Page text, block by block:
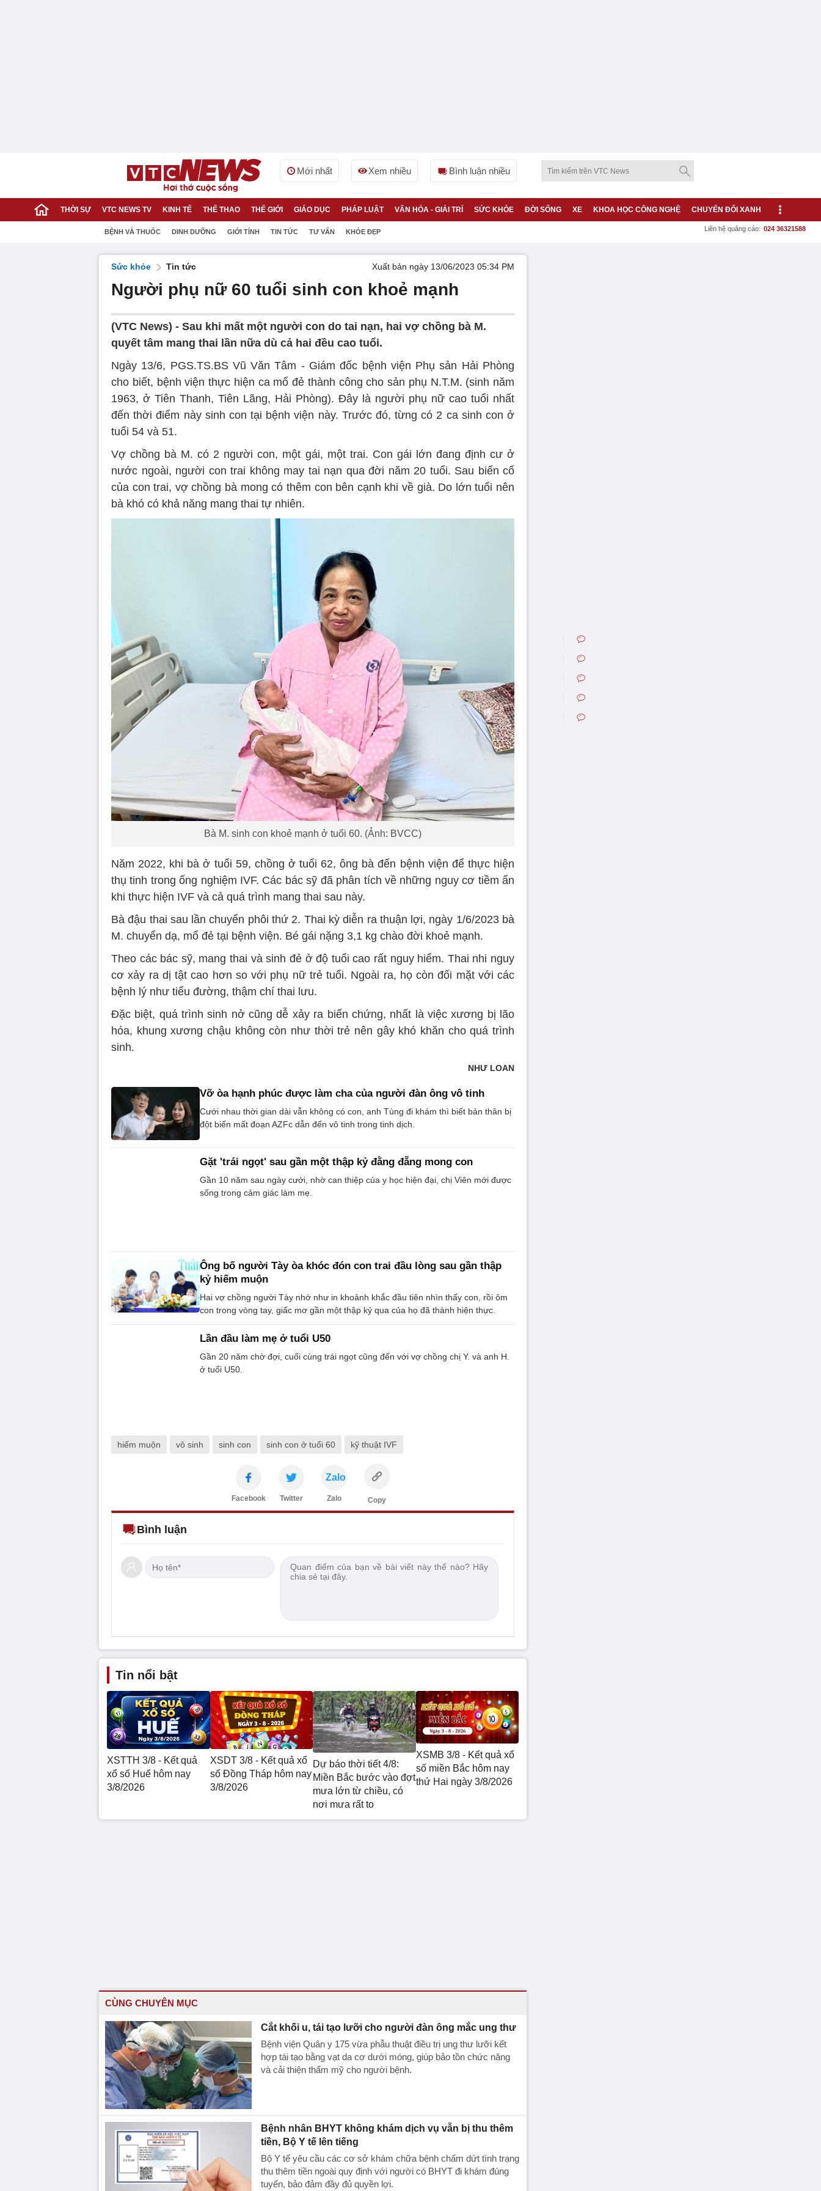
Mới nhất Xem nhiều Bình luận nhiều
THỜI SỰ VTC NEWS TV KINH TẾ THỂ THAO THẾ GIỚI GIÁO DỤC PHÁP LUẬT VĂN HÓA - GIẢI TRÍ SỨC KHỎE ĐỜI SỐNG XE KHOA HỌC CÔNG NGHỆ CHUYỂN ĐỔI XANH
BỆNH VÀ THUỐC DINH DƯỠNG GIỚI TÍNH TIN TỨC TƯ VẤN KHỎE ĐẸP Liên hệ quảng cáo: 024 36321588
Sức khỏe Tin tức Xuất bản ngày 13/06/2023 05:34 PM
Người phụ nữ 60 tuổi sinh con khoẻ mạnh
(VTC News) - Sau khi mất một người con do tai nạn, hai vợ chồng bà M.
quyết tâm mang thai lần nữa dù cả hai đều cao tuổi.
Ngày 13/6, PGS.TS.BS Vũ Văn Tâm - Giám đốc bệnh viện Phụ sản Hải Phòng
cho biết, bệnh viện thực hiện ca mổ đẻ thành công cho sản phụ N.T.M. (sinh năm
1963, ở Tiên Thanh, Tiên Lãng, Hải Phòng). Đây là người phụ nữ cao tuổi nhất
đến thời điểm này sinh con tại bệnh viện này. Trước đó, từng có 2 ca sinh con ở
tuổi 54 và 51.
Vợ chồng bà M. có 2 người con, một gái, một trai. Con gái lớn đang định cư ở
nước ngoài, người con trai không may tai nạn qua đời năm 20 tuổi. Sau biến cố
của con trai, vợ chồng bà mong có thêm con bên cạnh khi về già. Do lớn tuổi nên
bà khó có khả năng mang thai tự nhiên.
Bà M. sinh con khoẻ mạnh ở tuổi 60. (Ảnh: BVCC)
Năm 2022, khi bà ở tuổi 59, chồng ở tuổi 62, ông bà đến bệnh viện để thực hiện
thụ tinh trong ống nghiệm IVF. Các bác sỹ đã phân tích về những nguy cơ tiềm ẩn
khi thực hiện IVF và cả quá trình mang thai sau này.
Bà đậu thai sau lần chuyển phôi thứ 2. Thai kỳ diễn ra thuận lợi, ngày 1/6/2023 bà
M. chuyển dạ, mổ đẻ tại bệnh viện. Bé gái nặng 3,1 kg chào đời khoẻ mạnh.
Theo các bác sỹ, mang thai và sinh đẻ ở độ tuổi cao rất nguy hiểm. Thai nhi nguy
cơ xảy ra dị tật cao hơn so với phụ nữ trẻ tuổi. Ngoài ra, họ còn đối mặt với các
bệnh lý như tiểu đường, thậm chí thai lưu.
Đặc biệt, quá trình sinh nở cũng dễ xảy ra biến chứng, nhất là việc xương bị lão
hóa, khung xương chậu không còn như thời trẻ nên gây khó khăn cho quá trình
sinh.
NHƯ LOAN
Vỡ òa hạnh phúc được làm cha của người đàn ông vô tinh
Cưới nhau thời gian dài vẫn không có con, anh Tùng đi khám thì biết bản thân bị
đột biến mất đoạn AZFc dẫn đến vô tinh trong tinh dịch.
Gặt 'trái ngọt' sau gần một thập kỷ đằng đẵng mong con
Gần 10 năm sau ngày cưới, nhờ can thiệp của y học hiện đại, chị Viên mới được
sống trong cảm giác làm mẹ.
Ông bố người Tày òa khóc đón con trai đầu lòng sau gần thập
kỷ hiếm muộn
Hai vợ chồng người Tày nhớ như in khoảnh khắc đầu tiên nhìn thấy con, rồi ôm
con trong vòng tay, giấc mơ gần một thập kỷ qua của họ đã thành hiện thực.
Lần đầu làm mẹ ở tuổi U50
Gần 20 năm chờ đợi, cuối cùng trái ngọt cũng đến với vợ chồng chị Y. và anh H.
ở tuổi U50.
hiếm muộn vô sinh sinh con sinh con ở tuổi 60 kỹ thuật IVF
Facebook Twitter
Zalo
Zalo Copy
Bình luận
Tin nổi bật
XSTTH 3/8 - Kết quả
xổ số Huế hôm nay
3/8/2026
XSDT 3/8 - Kết quả xổ
số Đồng Tháp hôm nay
3/8/2026
Dự báo thời tiết 4/8:
Miền Bắc bước vào đợt
mưa lớn từ chiều, có
nơi mưa rất to
XSMB 3/8 - Kết quả xổ
số miền Bắc hôm nay
thứ Hai ngày 3/8/2026
CÙNG CHUYÊN MỤC
Cắt khối u, tái tạo lưỡi cho người đàn ông mắc ung thư
Bệnh viện Quân y 175 vừa phẫu thuật điều trị ung thư lưỡi kết
hợp tái tạo bằng vạt da cơ dưới móng, giúp bảo tồn chức năng
và cải thiện thẩm mỹ cho người bệnh.
Bệnh nhân BHYT không khám dịch vụ vẫn bị thu thêm
tiền, Bộ Y tế lên tiếng
Bộ Y tế yêu cầu các cơ sở khám chữa bệnh chấm dứt tình trạng
thu thêm tiền ngoài quy định với người có BHYT đi khám đúng
tuyến, bảo đảm đầy đủ quyền lợi.